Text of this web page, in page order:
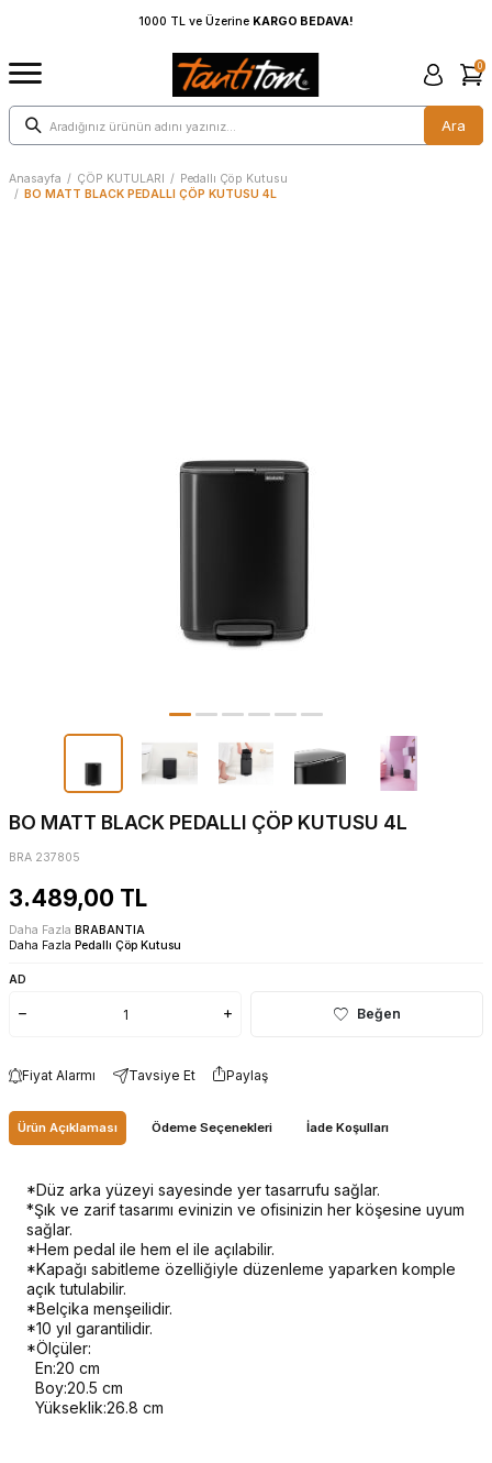
1000 TL ve Üzerine KARGO BEDAVA!
Ara
0
Anasayfa / ÇÖP KUTULARI / Pedallı Çöp Kutusu
/ BO MATT BLACK PEDALLI ÇÖP KUTUSU 4L
BO MATT BLACK PEDALLI ÇÖP KUTUSU 4L
BRA 237805
3.489,00 TL
Daha Fazla BRABANTIA
Daha Fazla Pedallı Çöp Kutusu
AD
Beğen
Fiyat Alarmı Tavsiye Et Paylaş
Ürün Açıklaması Ödeme Seçenekleri İade Koşulları
*Düz arka yüzeyi sayesinde yer tasarrufu sağlar.
*Şık ve zarif tasarımı evinizin ve ofisinizin her köşesine uyum
sağlar.
*Hem pedal ile hem el ile açılabilir.
*Kapağı sabitleme özelliğiyle düzenleme yaparken komple
açık tutulabilir.
*Belçika menşeilidir.
*10 yıl garantilidir.
*Ölçüler:
En:20 cm
Boy:20.5 cm
Yükseklik:26.8 cm